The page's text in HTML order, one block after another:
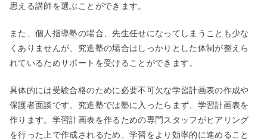
思える講師を選ぶことができます。
また、個人指導塾の場合、先生任せになってしまうことも少な
くありませんが、究進塾の場合はしっかりとした体制が整えら
れているためサポートを受けることができます。
具体的には受験合格のために必要不可欠な学習計画表の作成や
保護者面談です。究進塾では塾に入ったらまず、学習計画表を
作ります。学習計画表を作るための専門スタッフがヒアリング
を行った上で作成されるため、学習をより効率的に進めること